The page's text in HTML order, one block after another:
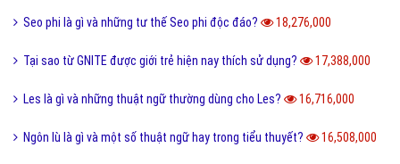
Seo phi là gì và những tư thế Seo phi độc đáo? 18,276,000
Tại sao từ GNITE được giới trẻ hiện nay thích sử dụng? 17,388,000
Les là gì và những thuật ngữ thường dùng cho Les? 16,716,000
Ngôn lù là gì và một số thuật ngữ hay trong tiểu thuyết? 16,508,000